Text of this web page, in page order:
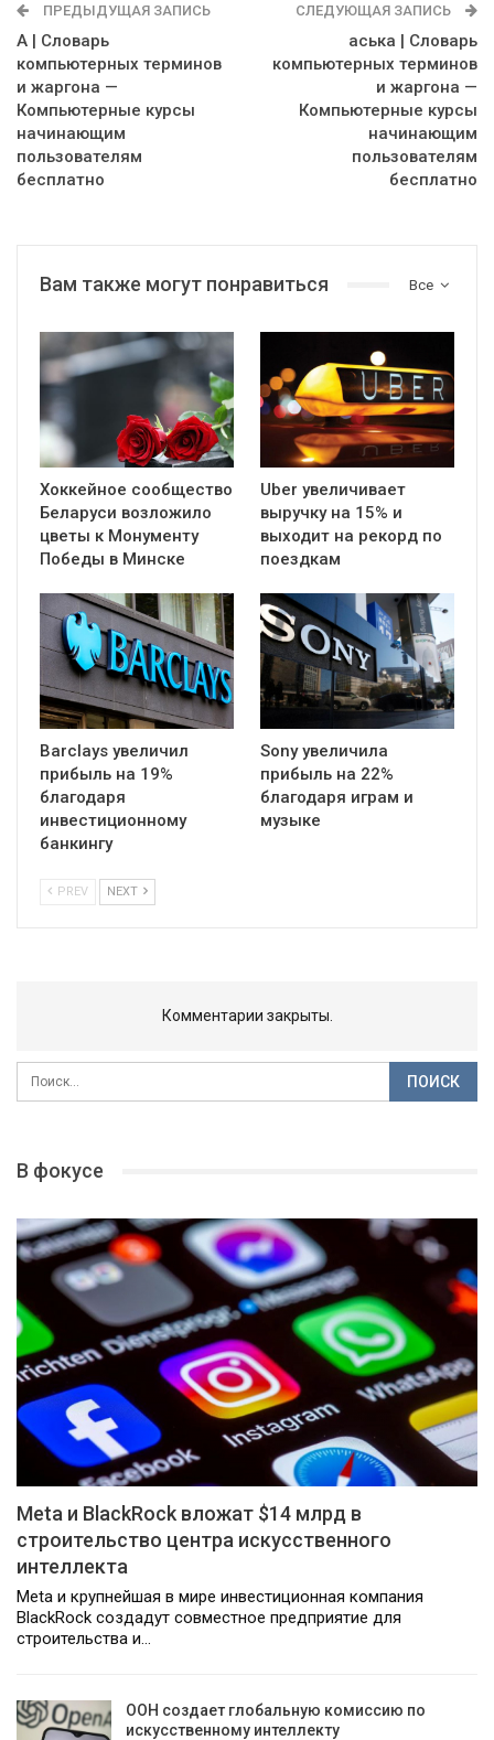
ПРЕДЫДУЩАЯ ЗАПИСЬ
А | Словарь
компьютерных терминов
и жаргона —
Компьютерные курсы
начинающим
пользователям
бесплатно
СЛЕДУЮЩАЯ ЗАПИСЬ
аська | Словарь
компьютерных терминов
и жаргона —
Компьютерные курсы
начинающим
пользователям
бесплатно
Все
Вам также могут понравиться
Хоккейное сообщество
Беларуси возложило
цветы к Монументу
Победы в Минске
Uber увеличивает
выручку на 15% и
выходит на рекорд по
поездкам
Barclays увеличил
прибыль на 19%
благодаря
инвестиционному
банкингу
Sony увеличила
прибыль на 22%
благодаря играм и
музыке
PREV NEXT
Комментарии закрыты.
В фокусе
Meta и BlackRock вложат $14 млрд в
строительство центра искусственного
интеллекта
Meta и крупнейшая в мире инвестиционная компания
BlackRock создадут совместное предприятие для
строительства и…
ООН создает глобальную комиссию по
искусственному интеллекту